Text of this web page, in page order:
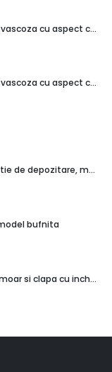
Esarfa dreptunghiulara din vascoza cu aspect creponat, coral
Esarfa dreptunghiulara din vascoza cu aspect creponat, rosu
Set suporti de pahare si cutie de depozitare, maro caramiziu, orasel de poveste 1
bufnita
Geanta gri de mana cu fermoar si clapa cu inchidere magnetica